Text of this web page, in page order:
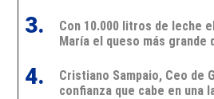
3.
4.
Con 10.000 litros de leche
María el queso más grande
Cristiano Sampaio, Ceo de
confianza que cabe en una